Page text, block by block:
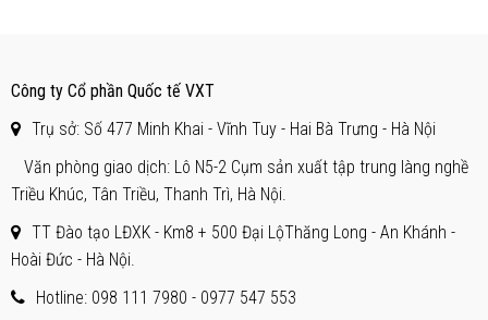
Công ty Cổ phần Quốc tế VXT
Trụ sở: Số 477 Minh Khai - Vĩnh Tuy - Hai Bà Trưng - Hà Nội
Văn phòng giao dịch: Lô N5-2 Cụm sản xuất tập trung làng nghề
Triều Khúc, Tân Triều, Thanh Trì, Hà Nội.
TT Đào tạo LĐXK - Km8 + 500 Đại LộThăng Long - An Khánh -
Hoài Đức - Hà Nội.
Hotline: 098 111 7980 - 0977 547 553